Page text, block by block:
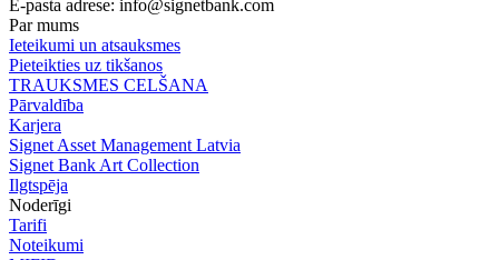
E-pasta adrese: info@signetbank.com
Par mums
Ieteikumi un atsauksmes
Pieteikties uz tikšanos
TRAUKSMES CELŠANA
Pārvaldība
Karjera
Signet Asset Management Latvia
Signet Bank Art Collection
Ilgtspēja
Noderīgi
Tarifi
Noteikumi